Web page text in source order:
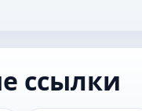
ссылки